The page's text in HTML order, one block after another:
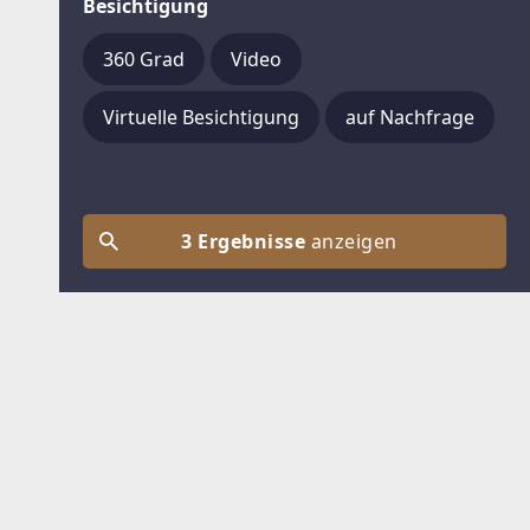
Besichtigung
360 Grad Video
Virtuelle Besichtigung auf Nachfrage
3 Ergebnisse anzeigen